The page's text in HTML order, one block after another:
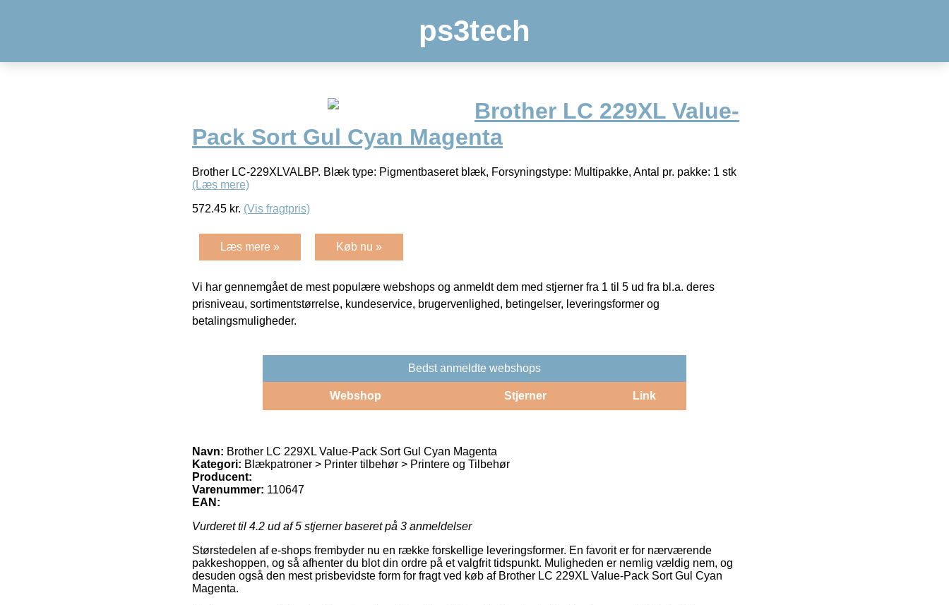
ps3tech
Brother LC 229XL Value-
Pack Sort Gul Cyan Magenta
Brother LC-229XLVALBP. Blæk type: Pigmentbaseret blæk, Forsyningstype: Multipakke, Antal pr. pakke: 1 stk
(Læs mere)
572.45 kr. (Vis fragtpris)
Læs mere » Køb nu »
Vi har gennemgået de mest populære webshops og anmeldt dem med stjerner fra 1 til 5 ud fra bl.a. deres
prisniveau, sortimentstørrelse, kundeservice, brugervenlighed, betingelser, leveringsformer og
betalingsmuligheder.
Bedst anmeldte webshops
Webshop Stjerner Link
Navn: Brother LC 229XL Value-Pack Sort Gul Cyan Magenta
Kategori: Blækpatroner > Printer tilbehør > Printere og Tilbehør
Producent:
Varenummer: 110647
EAN:
Vurderet til 4.2 ud af 5 stjerner baseret på 3 anmeldelser
Størstedelen af e-shops frembyder nu en række forskellige leveringsformer. En favorit er for nærværende
pakkeshoppen, og så afhenter du blot din ordre på et valgfrit tidspunkt. Muligheden er nemlig vældig nem, og
desuden også den mest prisbevidste form for fragt ved køb af Brother LC 229XL Value-Pack Sort Gul Cyan
Magenta.